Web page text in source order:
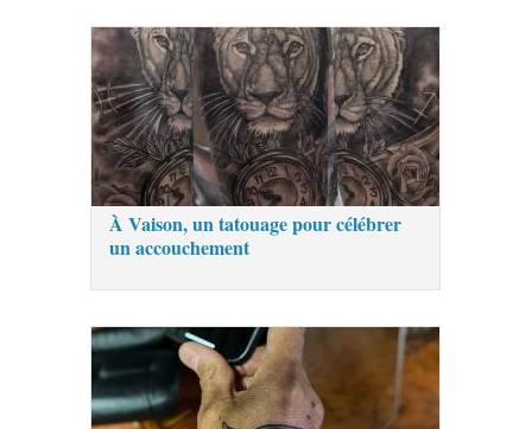
À Vaison, un tatouage pour célébrer
un accouchement